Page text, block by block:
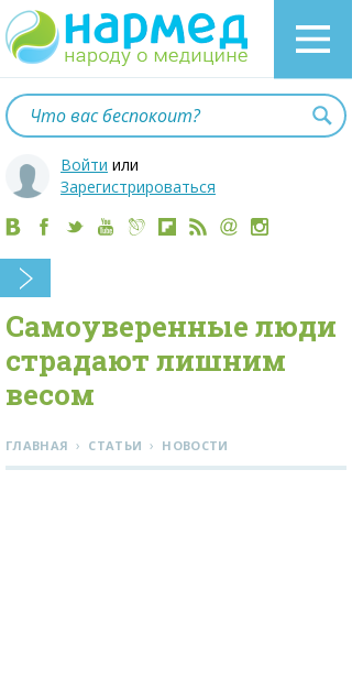
Войти или
Зарегистрироваться
Самоуверенные люди
страдают лишним
весом
ГЛАВНАЯ › СТАТЬИ › НОВОСТИ